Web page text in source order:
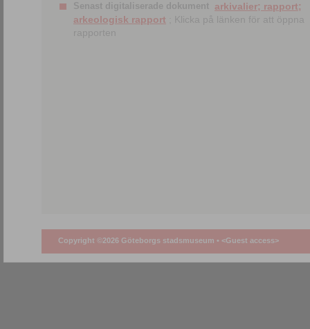
Senast digitaliserade dokument arkivalier; rapport;
arkeologisk rapport ; Klicka på länken för att öppna
rapporten
Copyright ©2026 Göteborgs stadsmuseum • <Guest access>